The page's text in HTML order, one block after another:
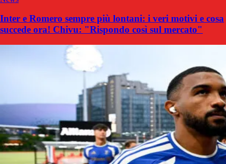
Inter e Romero sempre più lontani: i veri motivi e cosa
succede ora! Chivu: "Rispondo così sul mercato"